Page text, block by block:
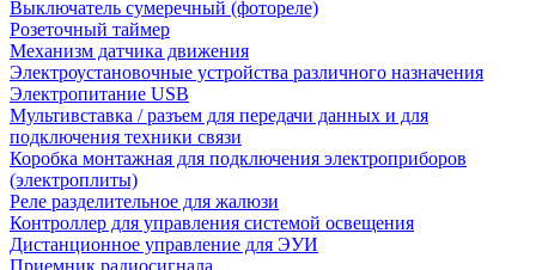
Выключатель сумеречный (фотореле)
Розеточный таймер
Механизм датчика движения
Электроустановочные устройства различного назначения
Электропитание USB
Мультивставка / разъем для передачи данных и для
подключения техники связи
Коробка монтажная для подключения электроприборов
(электроплиты)
Реле разделительное для жалюзи
Контроллер для управления системой освещения
Дистанционное управление для ЭУИ
Приемник радиосигнала